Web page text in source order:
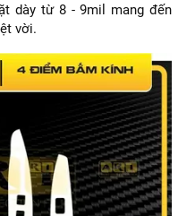
dày từ 8 - 9mil mang đến
vời.